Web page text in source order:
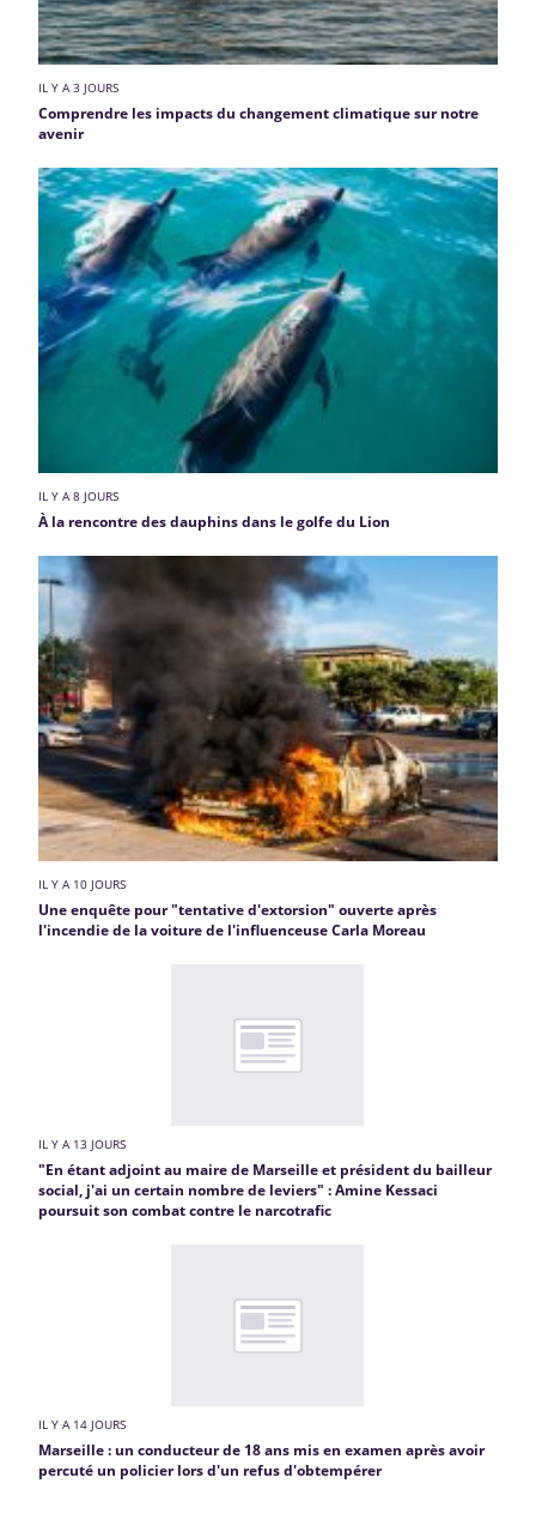
IL Y A 3 JOURS
Comprendre les impacts du changement climatique sur notre
avenir
IL Y A 8 JOURS
À la rencontre des dauphins dans le golfe du Lion
IL Y A 10 JOURS
Une enquête pour "tentative d'extorsion" ouverte après
l'incendie de la voiture de l'influenceuse Carla Moreau
IL Y A 13 JOURS
"En étant adjoint au maire de Marseille et président du bailleur
social, j'ai un certain nombre de leviers" : Amine Kessaci
poursuit son combat contre le narcotrafic
IL Y A 14 JOURS
Marseille : un conducteur de 18 ans mis en examen après avoir
percuté un policier lors d'un refus d'obtempérer